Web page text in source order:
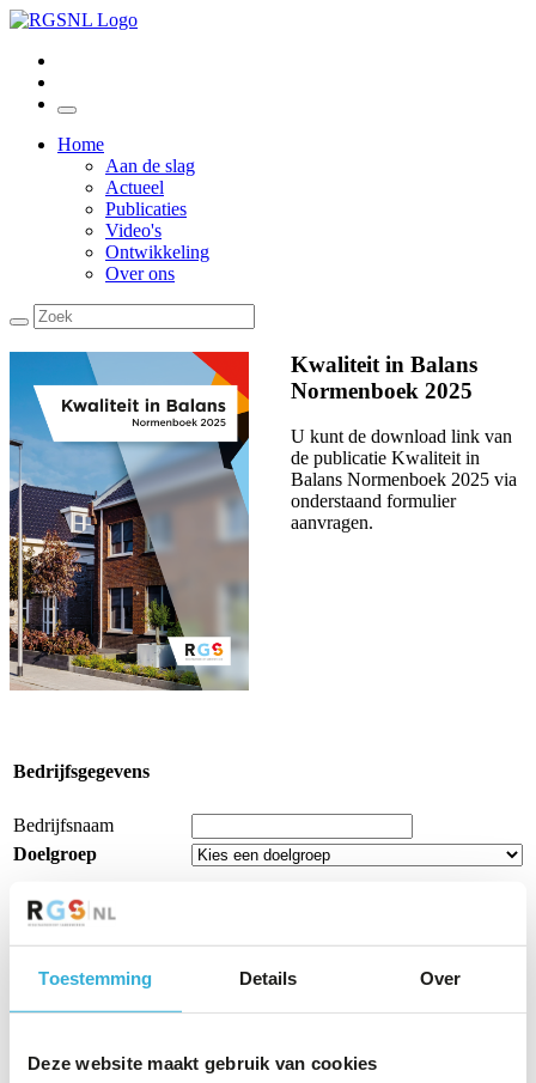
Toestemming Details Over
Deze website maakt gebruik van cookies
Home
Aan de slag
Actueel
Publicaties
Video's
Ontwikkeling
Over ons
Kwaliteit in Balans
Normenboek 2025
U kunt de download link van
de publicatie Kwaliteit in
Balans Normenboek 2025 via
onderstaand formulier
aanvragen.
Bedrijfsgegevens
Bedrijfsnaam
Doelgroep
Persoonlijke informatie
Voornaam
Tussenvoegsel
E-mailadres